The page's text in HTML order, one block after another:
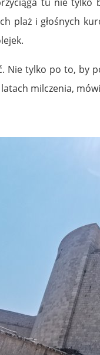
plaż i głośnych
Nie tylko po to, by
milczenia,